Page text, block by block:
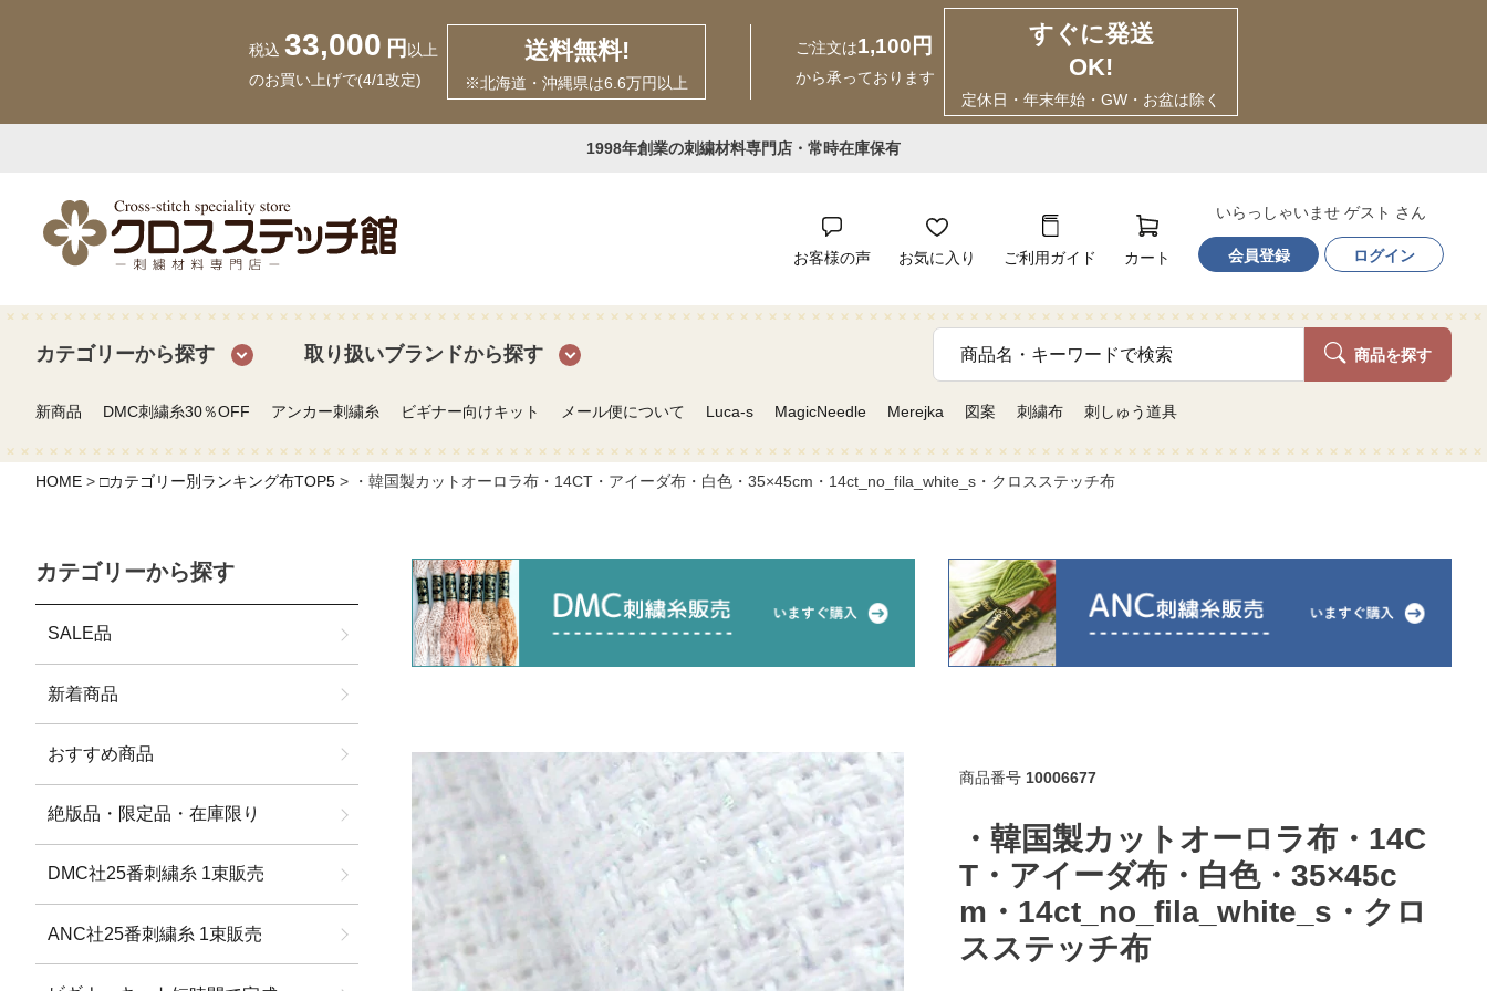
税込 33,000 円 以上
のお買い上げで(4/1改定)
送料無料!
※北海道・沖縄県は6.6万円以上
ご注文は1,100円
から承っております
すぐに発送
OK!
定休日・年末年始・GW・お盆は除く
1998年創業の刺繍材料専門店・常時在庫保有
お客様の声 お気に入り ご利用ガイド カート
いらっしゃいませ ゲスト さん
会員登録 ログイン
カテゴリーから探す 取り扱いブランドから探す 商品を探す
新商品 DMC刺繍糸30％OFF アンカー刺繍糸 ビギナー向けキット メール便について Luca-s MagicNeedle Merejka 図案 刺繍布 刺しゅう道具
HOME □カテゴリー別ランキング布TOP5 ・韓国製カットオーロラ布・14CT・アイーダ布・白色・35×45cm・14ct_no_fila_white_s・クロスステッチ布
カテゴリーから探す
SALE品
新着商品
おすすめ商品
絶版品・限定品・在庫限り
DMC社25番刺繍糸 1束販売
ANC社25番刺繍糸 1束販売
商品番号 10006677
・韓国製カットオーロラ布・14C
T・アイーダ布・白色・35×45c
m・14ct_no_fila_white_s・クロ
スステッチ布